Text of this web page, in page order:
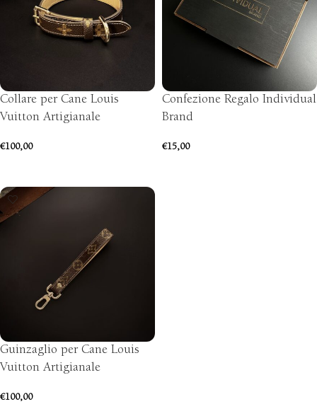
Collare per Cane Louis
Vuitton Artigianale
€100,00
Confezione Regalo Individual
Brand
€15,00
Guinzaglio per Cane Louis
Vuitton Artigianale
€100,00